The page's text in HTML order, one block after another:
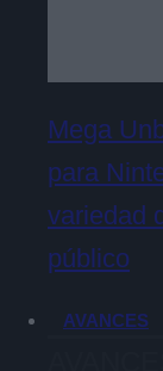
Mega
para
variedad
público
AVANCES